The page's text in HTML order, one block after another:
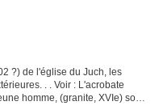
?) de l'église du Juch, les
. . Voir : L'acrobate
homme, (granite, XVIe) sous